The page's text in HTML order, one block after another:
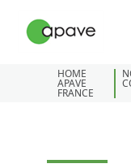
HOME
APAVE
FRANCE